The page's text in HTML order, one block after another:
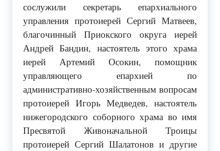
сослужили секретарь епархиального
управления протоиерей Сергий Матвеев,
благочинный Приокского округа иерей
Андрей Бандин, настоятель этого храма
иерей Артемий Осокин, помощник
управляющего епархией по
административно-хозяйственным вопросам
протоиерей Игорь Медведев, настоятель
нижегородского соборного храма во имя
Пресвятой Живоначальной Троицы
протоиерей Сергий Шалатонов и другие